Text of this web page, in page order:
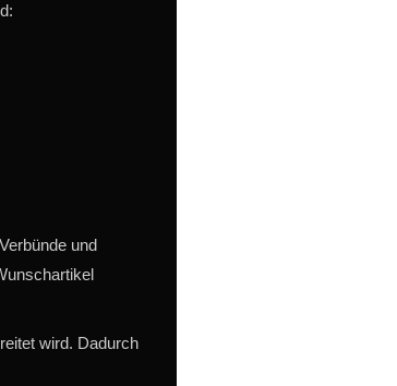
und
wird. Dadurch